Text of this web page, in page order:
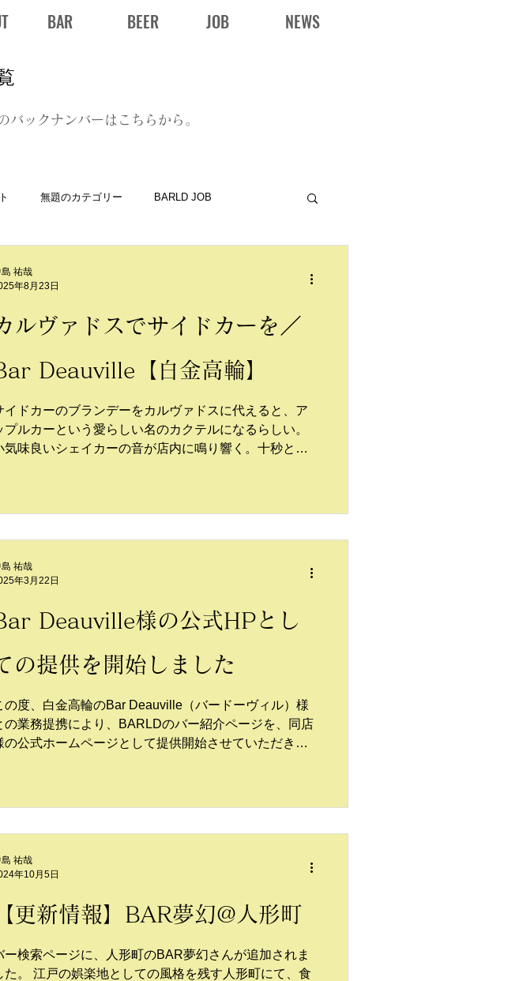
BAR BEER JOB NEWS
バックナンバーはこちらから。
無題のカテゴリー BARLD JOB
ルヴァドスでサイドカーを／
Deauville【白金高輪】
イドカーのブランデーをカルヴァドスに代えると、ア
プルカーという愛らしい名のカクテルになるらしい。
気味良いシェイカーの音が店内に鳴り響く。十秒と経
祐哉
年8月23日
Deauville様の公式HPとし
の提供を開始しました
の度、白金高輪のBar Deauville（バードーヴィル）様
の業務提携により、BARLDのバー紹介ページを、同店
の公式ホームページとして提供開始させていただきま
祐哉
年3月22日
【更新情報】BAR夢幻@人形町
ー検索ページに、人形町のBAR夢幻さんが追加されま
た。 江戸の娯楽地としての風格を残す人形町にて、食
祐哉
年10月5日